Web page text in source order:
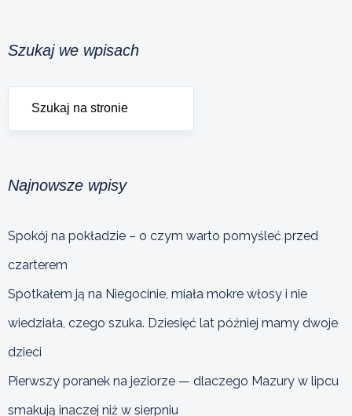
Szukaj we wpisach
Najnowsze wpisy
Spokój na pokładzie – o czym warto pomyśleć przed
czarterem
Spotkałem ją na Niegocinie, miała mokre włosy i nie
wiedziała, czego szuka. Dziesięć lat później mamy dwoje
dzieci
Pierwszy poranek na jeziorze — dlaczego Mazury w lipcu
smakują inaczej niż w sierpniu